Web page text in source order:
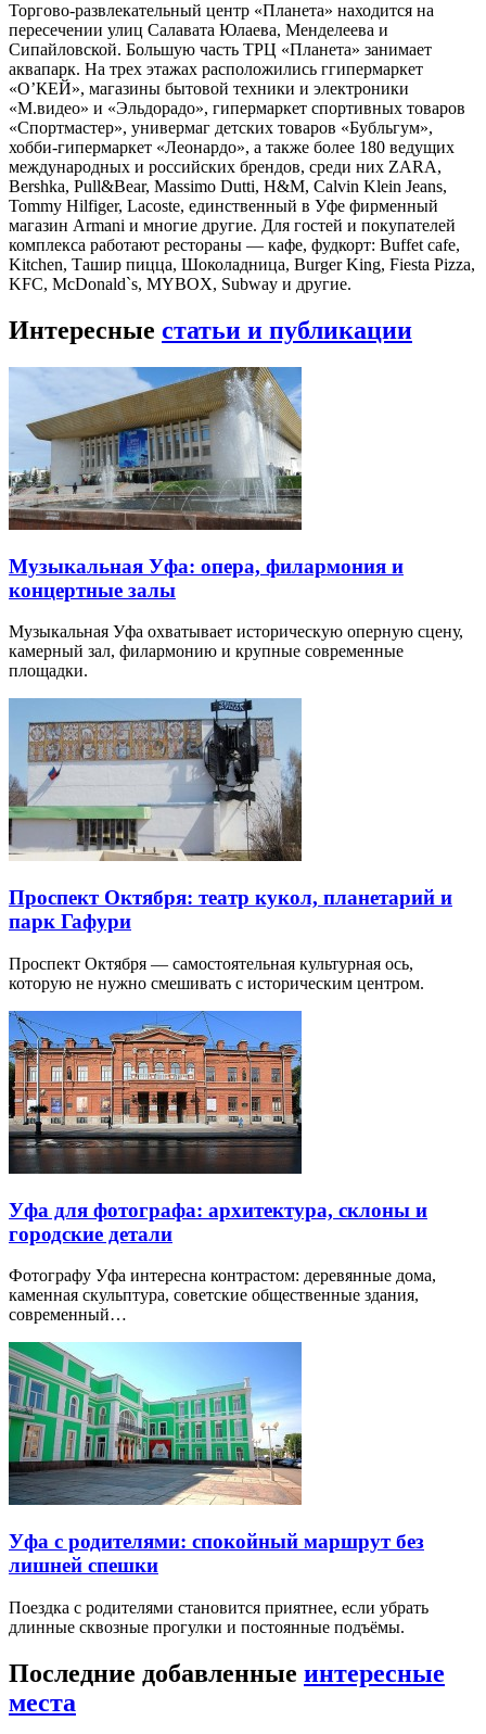
Торгово-развлекательный центр «Планета» находится на
пересечении улиц Салавата Юлаева, Менделеева и
Сипайловской. Большую часть ТРЦ «Планета» занимает
аквапарк. На трех этажах расположились ггипермаркет
«О’КЕЙ», магазины бытовой техники и электроники
«М.видео» и «Эльдорадо», гипермаркет спортивных товаров
«Спортмастер», универмаг детских товаров «Бубльгум»,
хобби-гипермаркет «Леонардо», а также более 180 ведущих
международных и российских брендов, среди них ZARA,
Bershka, Pull&Bear, Massimo Dutti, H&M, Calvin Klein Jeans,
Tommy Hilfiger, Lacoste, единственный в Уфе фирменный
магазин Armani и многие другие. Для гостей и покупателей
комплекса работают рестораны — кафе, фудкорт: Buffet cafe,
Kitchen, Ташир пицца, Шоколадница, Burger King, Fiesta Pizza,
KFC, McDonald`s, MYBOX, Subway и другие.
Интересные статьи и публикации
Музыкальная Уфа: опера, филармония и
концертные залы
Музыкальная Уфа охватывает историческую оперную сцену,
камерный зал, филармонию и крупные современные
площадки.
Проспект Октября: театр кукол, планетарий и
парк Гафури
Проспект Октября — самостоятельная культурная ось,
которую не нужно смешивать с историческим центром.
Уфа для фотографа: архитектура, склоны и
городские детали
Фотографу Уфа интересна контрастом: деревянные дома,
каменная скульптура, советские общественные здания,
современный…
Уфа с родителями: спокойный маршрут без
лишней спешки
Поездка с родителями становится приятнее, если убрать
длинные сквозные прогулки и постоянные подъёмы.
Последние добавленные интересные
места